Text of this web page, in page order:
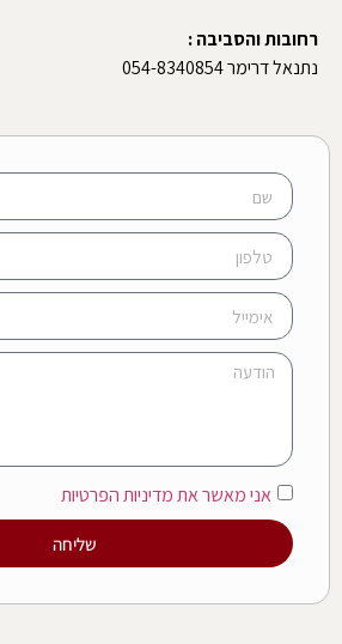
רחובות והסביבה :
נתנאל דרימר 054-8340854
אני מאשר את מדיניות הפרטיות
שליחה